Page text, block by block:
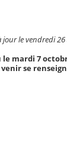
le vendredi
mardi 7
se